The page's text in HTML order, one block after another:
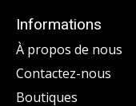
Informations
À propos de nous
Contactez-nous
Boutiques